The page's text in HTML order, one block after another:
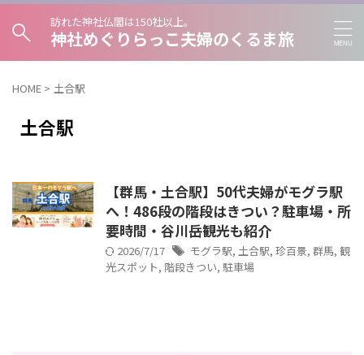
訪れた神社仏閣は150社以上。
神社めぐりらっこ夫婦のくるま旅
HOME > 土合駅
土合駅
【群馬・土合駅】50代夫婦がモグラ駅
へ！486段の階段はきつい？駐車場・所
要時間・谷川岳観光も紹介
2026/7/17 モグラ駅, 土合駅, 珍百景, 群馬, 観
光スポット, 階段きつい, 駐車場